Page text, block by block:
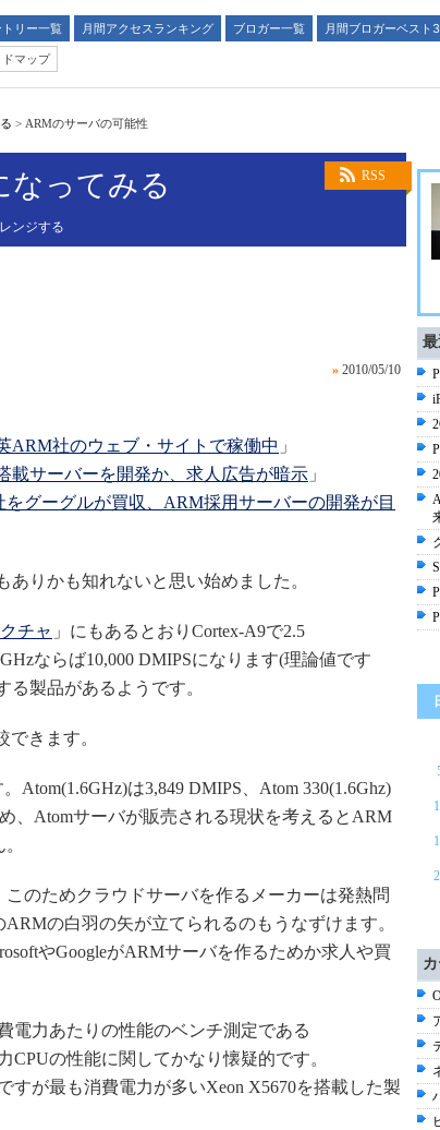
リー一覧 月間アクセスランキング ブロガー一覧
月間ブロガーベスト
ドマップ
> ARMのサーバの可能性
RSS
なってみる
ンジする
» 2010/05/10
ARM社のウェブ・サイトで稼働中 」
載サーバーを開発か、求人広告が暗示 」
グーグルが買収、ARM採用サーバーの開発が目
ありかも知れないと思い始めました。
チャ 」にもあるとおりCortex-A9で2.5
ならば10,000 DMIPSになります(理論値です
る製品があるようです。
きます。
Atom(1.6GHz)は3,849 DMIPS、Atom 330(1.6Ghz)
、Atomサーバが販売される現状を考えるとARM
のためクラウドサーバを作るメーカーは発熱問
の白羽の矢が立てられるのもうなずけます。
やGoogleがARMサーバを作るためか求人や買
電力あたりの性能のベンチ測定である
CPUの性能に関してかなり懐疑的です。
すが最も消費電力が多いXeon X5670を搭載した製